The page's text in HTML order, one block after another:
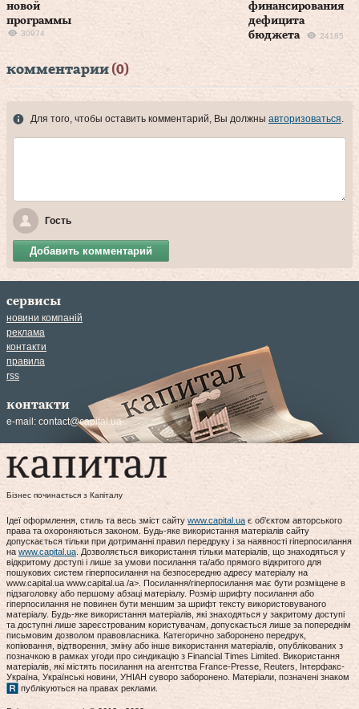
новой
программы
30974
финансирования
дефицита
бюджета
24185
комментарии (0)
Для того, чтобы оставить комментарий, Вы должны авторизоваться.
Гость
Добавить комментарий
сервисы
новини компаній
реклама
контакти
правила
rss
контакти
e-mail: contact@capital.ua
Бізнес починається з Капіталу
Ідеї оформлення, стиль та весь зміст сайту www.capital.ua є об'єктом авторського
права та охороняються законом. Будь-яке використання матеріалів сайту
допускається тільки при дотриманні правил передруку і за наявності гіперпосилання
на www.capital.ua. Дозволяється використання тільки матеріалів, що знаходяться у
відкритому доступі і лише за умови посилання та/або прямого відкритого для
пошукових систем гіперпосилання на безпосередню адресу матеріалу на
www.capital.ua www.capital.ua /a>. Посилання/гіперпосилання має бути розміщене в
підзаголовку або першому абзаці матеріалу. Розмір шрифту посилання або
гіперпосилання не повинен бути меншим за шрифт тексту використовуваного
матеріалу. Будь-яке використання матеріалів, які знаходяться у закритому доступі
та доступні лише зареєстрованим користувачам, допускається лише за попереднім
письмовим дозволом правовласника. Категорично заборонено передрук,
копіювання, відтворення, зміну або інше використання матеріалів, опублікованих з
позначкою в рамках угоди про синдикацію з Financial Times Limited. Використання
матеріалів, які містять посилання на агентства France-Presse, Reuters, Інтерфакс-
Україна, Українські новини, УНІАН суворо заборонено. Матеріали, позначені знаком
публікуються на правах реклами.